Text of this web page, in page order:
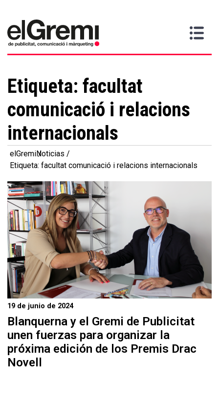
Inicio
Gremi Servicios
>
Contacta
Etiqueta: facultat
comunicació i relacions
internacionals
elGremiNoticias
Etiqueta: facultat comunicació i relacions internacionals
19 de junio de 2024
Blanquerna y el Gremi de Publicitat
unen fuerzas para organizar la
próxima edición de los Premis Drac
Novell